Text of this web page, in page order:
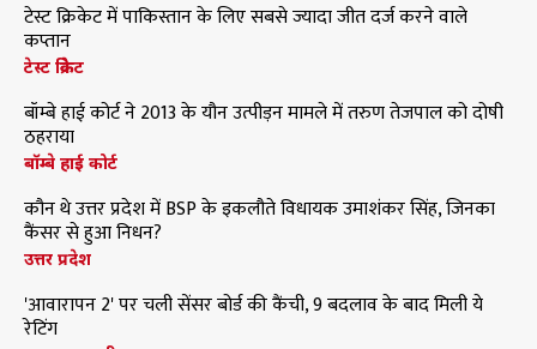
टेस्ट क्रिकेट में पाकिस्तान के लिए सबसे ज्यादा जीत दर्ज करने वाले
कप्तान
टेस्ट क्रिकेट
बॉम्बे हाई कोर्ट ने 2013 के यौन उत्पीड़न मामले में तरुण तेजपाल को दोषी
ठहराया
बॉम्बे हाई कोर्ट
कौन थे उत्तर प्रदेश में BSP के इकलौते विधायक उमाशंकर सिंह, जिनका
कैंसर से हुआ निधन?
उत्तर प्रदेश
'आवारापन 2' पर चली सेंसर बोर्ड की कैंची, 9 बदलाव के बाद मिली ये
रेटिंग